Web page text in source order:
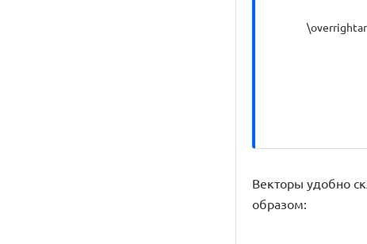
Векторы удобно
образом: